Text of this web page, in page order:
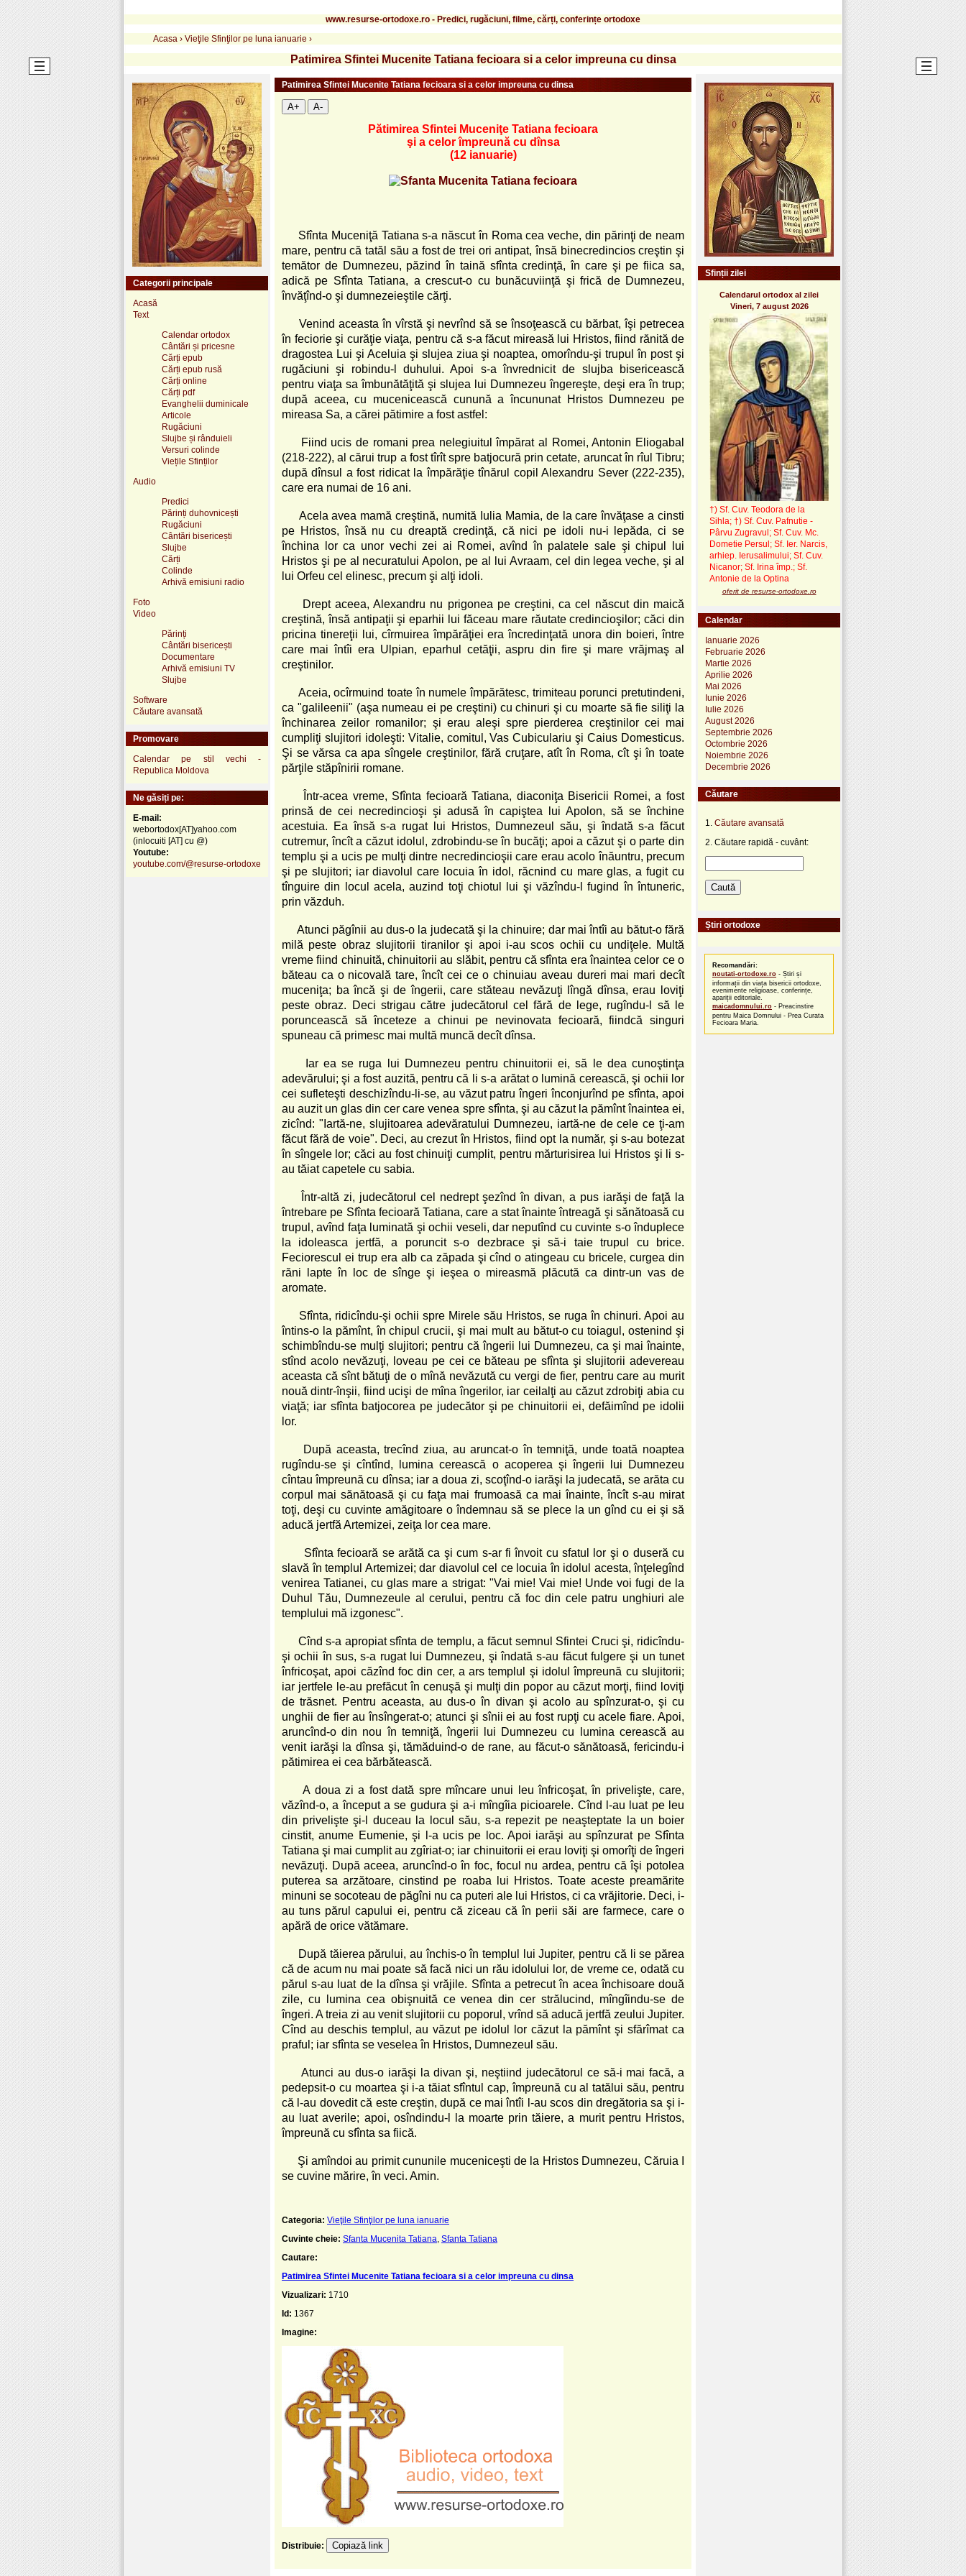
www.resurse-ortodoxe.ro - Predici, rugăciuni, filme, cărți, conferințe ortodoxe
Acasa › Vieţile Sfinţilor pe luna ianuarie ›
Patimirea Sfintei Mucenite Tatiana fecioara si a celor impreuna cu dinsa
Patimirea Sfintei Mucenite Tatiana fecioara si a celor impreuna cu dinsa
A+ A-
Pătimirea Sfintei Muceniţe Tatiana fecioara
şi a celor împreună cu dînsa
(12 ianuarie)
Sfînta Muceniţă Tatiana s-a născut în Roma cea veche, din părinţi de neam
mare, pentru că tatăl său a fost de trei ori antipat, însă binecredincios creştin şi
temător de Dumnezeu, păzind în taină sfînta credinţă, în care şi pe fiica sa,
adică pe Sfînta Tatiana, a crescut-o cu bunăcuviinţă şi frică de Dumnezeu,
învăţînd-o şi dumnezeieştile cărţi.
Venind aceasta în vîrstă şi nevrînd să se însoţească cu bărbat, îşi petrecea
în feciorie şi curăţie viaţa, pentru că s-a făcut mireasă lui Hristos, fiind rănită de
dragostea Lui şi Aceluia şi slujea ziua şi noaptea, omorîndu-şi trupul în post şi
rugăciuni şi robindu-l duhului. Apoi s-a învrednicit de slujba bisericească
pentru viaţa sa îmbunătăţită şi slujea lui Dumnezeu îngereşte, deşi era în trup;
după aceea, cu mucenicească cunună a încununat Hristos Dumnezeu pe
mireasa Sa, a cărei pătimire a fost astfel:
Fiind ucis de romani prea nelegiuitul împărat al Romei, Antonin Eliogabal
(218-222), al cărui trup a fost tîrît spre batjocură prin cetate, aruncat în rîul Tibru;
după dînsul a fost ridicat la împărăţie tînărul copil Alexandru Sever (222-235),
care era numai de 16 ani.
Acela avea mamă creştină, numită Iulia Mamia, de la care învăţase a cinsti
pe Hristos, însă nu cu dreaptă credinţă, că nici pe idoli nu-i lepăda, ci se
închina lor ca unor vechi zei ai Romei, avînd în palatele sale şi chipul lui
Hristos şi pe al necuratului Apolon, pe al lui Avraam, cel din legea veche, şi al
lui Orfeu cel elinesc, precum şi alţi idoli.
Drept aceea, Alexandru nu prigonea pe creştini, ca cel născut din maică
creştină, însă antipaţii şi eparhii lui făceau mare răutate credincioşilor; căci din
pricina tinereţii lui, cîrmuirea împărăţiei era încredinţată unora din boieri, între
care mai întîi era Ulpian, eparhul cetăţii, aspru din fire şi mare vrăjmaş al
creştinilor.
Aceia, ocîrmuind toate în numele împărătesc, trimiteau porunci pretutindeni,
ca "galileenii" (aşa numeau ei pe creştini) cu chinuri şi cu moarte să fie siliţi la
închinarea zeilor romanilor; şi erau aleşi spre pierderea creştinilor cei mai
cumpliţi slujitori idoleşti: Vitalie, comitul, Vas Cubiculariu şi Caius Domesticus.
Şi se vărsa ca apa sîngele creştinilor, fără cruţare, atît în Roma, cît şi în toate
părţile stăpînirii romane.
Într-acea vreme, Sfînta fecioară Tatiana, diaconiţa Bisericii Romei, a fost
prinsă de cei necredincioşi şi adusă în capiştea lui Apolon, să se închine
acestuia. Ea însă s-a rugat lui Hristos, Dumnezeul său, şi îndată s-a făcut
cutremur, încît a căzut idolul, zdrobindu-se în bucăţi; apoi a căzut şi o parte din
templu şi a ucis pe mulţi dintre necredincioşii care erau acolo înăuntru, precum
şi pe slujitori; iar diavolul care locuia în idol, răcnind cu mare glas, a fugit cu
tînguire din locul acela, auzind toţi chiotul lui şi văzîndu-l fugind în întuneric,
prin văzduh.
Atunci păgînii au dus-o la judecată şi la chinuire; dar mai întîi au bătut-o fără
milă peste obraz slujitorii tiranilor şi apoi i-au scos ochii cu undiţele. Multă
vreme fiind chinuită, chinuitorii au slăbit, pentru că sfînta era înaintea celor ce o
băteau ca o nicovală tare, încît cei ce o chinuiau aveau dureri mai mari decît
muceniţa; ba încă şi de îngerii, care stăteau nevăzuţi lîngă dînsa, erau loviţi
peste obraz. Deci strigau către judecătorul cel fără de lege, rugîndu-l să le
poruncească să înceteze a chinui pe nevinovata fecioară, fiindcă singuri
spuneau că primesc mai multă muncă decît dînsa.
Iar ea se ruga lui Dumnezeu pentru chinuitorii ei, să le dea cunoştinţa
adevărului; şi a fost auzită, pentru că li s-a arătat o lumină cerească, şi ochii lor
cei sufleteşti deschizîndu-li-se, au văzut patru îngeri înconjurînd pe sfînta, apoi
au auzit un glas din cer care venea spre sfînta, şi au căzut la pămînt înaintea ei,
zicînd: "Iartă-ne, slujitoarea adevăratului Dumnezeu, iartă-ne de cele ce ţi-am
făcut fără de voie". Deci, au crezut în Hristos, fiind opt la număr, şi s-au botezat
în sîngele lor; căci au fost chinuiţi cumplit, pentru mărturisirea lui Hristos şi li s-
au tăiat capetele cu sabia.
Într-altă zi, judecătorul cel nedrept şezînd în divan, a pus iarăşi de faţă la
întrebare pe Sfînta fecioară Tatiana, care a stat înainte întreagă şi sănătoasă cu
trupul, avînd faţa luminată şi ochii veseli, dar neputînd cu cuvinte s-o înduplece
la idoleasca jertfă, a poruncit s-o dezbrace şi să-i taie trupul cu brice.
Feciorescul ei trup era alb ca zăpada şi cînd o atingeau cu bricele, curgea din
răni lapte în loc de sînge şi ieşea o mireasmă plăcută ca dintr-un vas de
aromate.
Sfînta, ridicîndu-şi ochii spre Mirele său Hristos, se ruga în chinuri. Apoi au
întins-o la pămînt, în chipul crucii, şi mai mult au bătut-o cu toiagul, ostenind şi
schimbîndu-se mulţi slujitori; pentru că îngerii lui Dumnezeu, ca şi mai înainte,
stînd acolo nevăzuţi, loveau pe cei ce băteau pe sfînta şi slujitorii adevereau
aceasta că sînt bătuţi de o mînă nevăzută cu vergi de fier, pentru care au murit
nouă dintr-înşii, fiind ucişi de mîna îngerilor, iar ceilalţi au căzut zdrobiţi abia cu
viaţă; iar sfînta batjocorea pe judecător şi pe chinuitorii ei, defăimînd pe idolii
lor.
După aceasta, trecînd ziua, au aruncat-o în temniţă, unde toată noaptea
rugîndu-se şi cîntînd, lumina cerească o acoperea şi îngerii lui Dumnezeu
cîntau împreună cu dînsa; iar a doua zi, scoţînd-o iarăşi la judecată, se arăta cu
corpul mai sănătoasă şi cu faţa mai frumoasă ca mai înainte, încît s-au mirat
toţi, deşi cu cuvinte amăgitoare o îndemnau să se plece la un gînd cu ei şi să
aducă jertfă Artemizei, zeiţa lor cea mare.
Sfînta fecioară se arătă ca şi cum s-ar fi învoit cu sfatul lor şi o duseră cu
slavă în templul Artemizei; dar diavolul cel ce locuia în idolul acesta, înţelegînd
venirea Tatianei, cu glas mare a strigat: "Vai mie! Vai mie! Unde voi fugi de la
Duhul Tău, Dumnezeule al cerului, pentru că foc din cele patru unghiuri ale
templului mă izgonesc".
Cînd s-a apropiat sfînta de templu, a făcut semnul Sfintei Cruci şi, ridicîndu-
şi ochii în sus, s-a rugat lui Dumnezeu, şi îndată s-au făcut fulgere şi un tunet
înfricoşat, apoi căzînd foc din cer, a ars templul şi idolul împreună cu slujitorii;
iar jertfele le-au prefăcut în cenuşă şi mulţi din popor au căzut morţi, fiind loviţi
de trăsnet. Pentru aceasta, au dus-o în divan şi acolo au spînzurat-o, şi cu
unghii de fier au însîngerat-o; atunci şi sînii ei au fost rupţi cu acele fiare. Apoi,
aruncînd-o din nou în temniţă, îngerii lui Dumnezeu cu lumina cerească au
venit iarăşi la dînsa şi, tămăduind-o de rane, au făcut-o sănătoasă, fericindu-i
pătimirea ei cea bărbătească.
A doua zi a fost dată spre mîncare unui leu înfricoşat, în privelişte, care,
văzînd-o, a început a se gudura şi a-i mîngîia picioarele. Cînd l-au luat pe leu
din privelişte şi-l duceau la locul său, s-a repezit pe neaşteptate la un boier
cinstit, anume Eumenie, şi l-a ucis pe loc. Apoi iarăşi au spînzurat pe Sfînta
Tatiana şi mai cumplit au zgîriat-o; iar chinuitorii ei erau loviţi şi omorîţi de îngeri
nevăzuţi. După aceea, aruncînd-o în foc, focul nu ardea, pentru că îşi potolea
puterea sa arzătoare, cinstind pe roaba lui Hristos. Toate aceste preamărite
minuni se socoteau de păgîni nu ca puteri ale lui Hristos, ci ca vrăjitorie. Deci, i-
au tuns părul capului ei, pentru că ziceau că în perii săi are farmece, care o
apără de orice vătămare.
După tăierea părului, au închis-o în templul lui Jupiter, pentru că li se părea
că de acum nu mai poate să facă nici un rău idolului lor, de vreme ce, odată cu
părul s-au luat de la dînsa şi vrăjile. Sfînta a petrecut în acea închisoare două
zile, cu lumina cea obişnuită ce venea din cer strălucind, mîngîindu-se de
îngeri. A treia zi au venit slujitorii cu poporul, vrînd să aducă jertfă zeului Jupiter.
Cînd au deschis templul, au văzut pe idolul lor căzut la pămînt şi sfărîmat ca
praful; iar sfînta se veselea în Hristos, Dumnezeul său.
Atunci au dus-o iarăşi la divan şi, neştiind judecătorul ce să-i mai facă, a
pedepsit-o cu moartea şi i-a tăiat sfîntul cap, împreună cu al tatălui său, pentru
că l-au dovedit că este creştin, după ce mai întîi l-au scos din dregătoria sa şi i-
au luat averile; apoi, osîndindu-l la moarte prin tăiere, a murit pentru Hristos,
împreună cu sfînta sa fiică.
Şi amîndoi au primit cununile muceniceşti de la Hristos Dumnezeu, Căruia I
se cuvine mărire, în veci. Amin.
Categoria: Vieţile Sfinţilor pe luna ianuarie
Cuvinte cheie: Sfanta Mucenita Tatiana, Sfanta Tatiana
Cautare:
Patimirea Sfintei Mucenite Tatiana fecioara si a celor impreuna cu dinsa
Vizualizari: 1710
Id: 1367
Imagine:
Distribuie: Copiază link
Categorii principale
Acasă
Text
Calendar ortodox
Cântări și pricesne
Cărți epub
Cărți epub rusă
Cărți online
Cărți pdf
Evanghelii duminicale
Articole
Rugăciuni
Slujbe și rânduieli
Versuri colinde
Viețile Sfinților
Audio
Predici
Părinți duhovnicești
Rugăciuni
Cântări bisericești
Slujbe
Cărți
Colinde
Arhivă emisiuni radio
Foto
Video
Părinți
Cântări bisericești
Documentare
Arhivă emisiuni TV
Slujbe
Software
Căutare avansată
Promovare
Calendar pe stil vechi -
Republica Moldova
Ne găsiți pe:
E-mail:
webortodox[AT]yahoo.com
(inlocuiti [AT] cu @)
Youtube:
youtube.com/@resurse-ortodoxe
Sfinții zilei
Calendarul ortodox al zilei
Vineri, 7 august 2026
†) Sf. Cuv. Teodora de la
Sihla; †) Sf. Cuv. Pafnutie -
Pârvu Zugravul ; Sf. Cuv. Mc.
Dometie Persul; Sf. Ier. Narcis,
arhiep. Ierusalimului; Sf. Cuv.
Nicanor; Sf. Irina împ.; Sf.
Antonie de la Optina
oferit de resurse-ortodoxe.ro
Calendar
Ianuarie 2026
Februarie 2026
Martie 2026
Aprilie 2026
Mai 2026
Iunie 2026
Iulie 2026
August 2026
Septembrie 2026
Octombrie 2026
Noiembrie 2026
Decembrie 2026
Căutare
1. Căutare avansată
2. Căutare rapidă - cuvânt:
Știri ortodoxe
Recomandări:
noutati-ortodoxe.ro - Știri și
informații din viața bisericii ortodoxe,
evenimente religioase, conferințe,
apariții editoriale.
maicadomnului.ro - Preacinstire
pentru Maica Domnului - Prea Curata
Fecioara Maria.